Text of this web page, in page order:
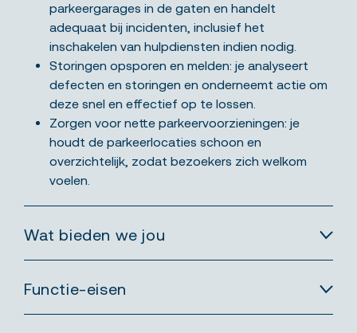
parkeergarages in de gaten en handelt
adequaat bij incidenten, inclusief het
inschakelen van hulpdiensten indien nodig.
Storingen opsporen en melden: je analyseert
defecten en storingen en onderneemt actie om
deze snel en effectief op te lossen.
Zorgen voor nette parkeervoorzieningen: je
houdt de parkeerlocaties schoon en
overzichtelijk, zodat bezoekers zich welkom
voelen.
Wat bieden we jou
Functie-eisen